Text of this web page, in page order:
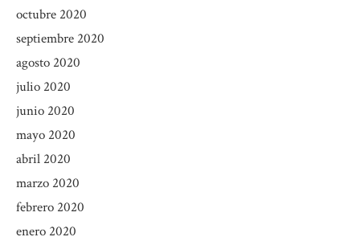
octubre 2020
septiembre 2020
agosto 2020
julio 2020
junio 2020
mayo 2020
abril 2020
marzo 2020
febrero 2020
enero 2020